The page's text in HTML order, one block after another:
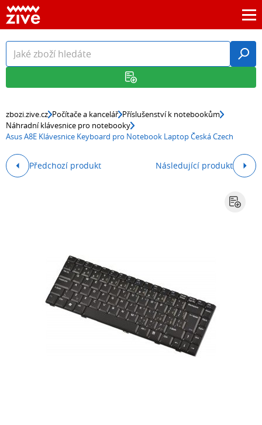
zbozi.zive.cz Počítače a kancelář Příslušenství k notebookům
Náhradní klávesnice pro notebooky
Asus A8E Klávesnice Keyboard pro Notebook Laptop Česká Czech
Předchozí produkt Následující produkt